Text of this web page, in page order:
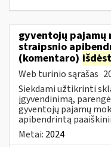
gyventojų pajamų
straipsnio
(komentaro)
Web turinio sąrašas
Siekdami užtikrinti
įgyvendinimą,
gyventojų pajamų
apibendrintą
Metai: 2024